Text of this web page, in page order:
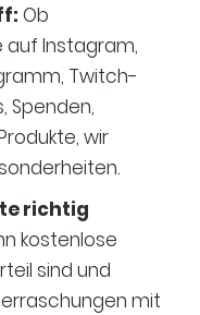
Ob
auf Instagram,
Twitch-
Spenden,
wir
richtig
kostenlose
sind und
mit